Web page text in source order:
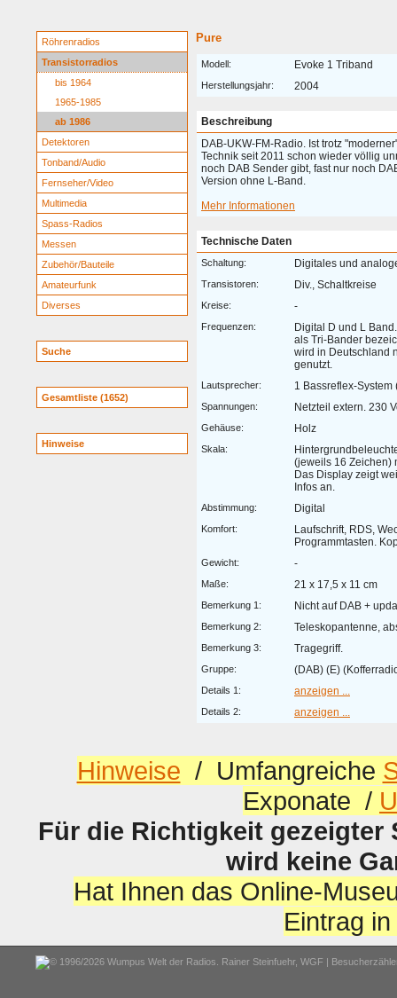
Röhrenradios
Transistorradios
bis 1964
1965-1985
ab 1986
Detektoren
Tonband/Audio
Fernseher/Video
Multimedia
Spass-Radios
Messen
Zubehör/Bauteile
Amateurfunk
Diverses
Suche
Gesamtliste (1652)
Hinweise
Pure
Modell: Evoke 1 Triband
Herstellungsjahr: 2004
Beschreibung
DAB-UKW-FM-Radio. Ist trotz
Technik seit 2011 schon wieder völlig
noch DAB Sender gibt, fast nur noch
Version ohne L-Band.
Mehr Informationen
Technische Daten
Schaltung: Digitales und
Transistoren: Div., Schaltkreise
Kreise: -
Frequenzen:
Digital D und L
als Tri-Bander
wird in Deutschland
genutzt.
Lautsprecher: 1 Bassreflex-System
Spannungen: Netzteil extern. 230
Gehäuse: Holz
Skala:
(jeweils 16 Zeichen)
Das Display zeigt
Infos an.
Abstimmung: Digital
Komfort:
Laufschrift, RDS,
Programmtasten.
Gewicht: -
Maße: 21 x 17,5 x 11 cm
Bemerkung 1: Nicht auf DAB +
Bemerkung 2: Teleskopantenne,
Bemerkung 3: Tragegriff.
Gruppe: (DAB) (E)
Details 1: anzeigen ...
Details 2: anzeigen ...
Hinweise / Umfangreiche
Exponate /
Für die Richtigkeit
wird keine
Hat Ihnen das Online-
Eintrag
© 1996/2026 Wumpus Welt der Radios. Rainer Steinfuehr, WGF |